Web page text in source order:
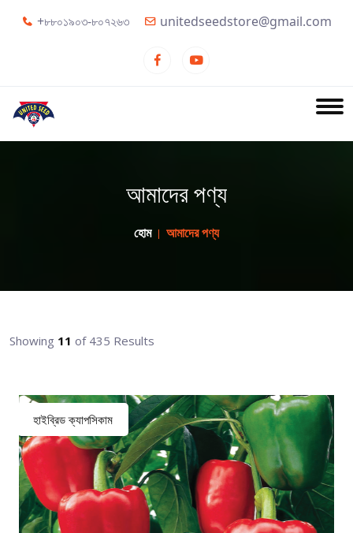
+৮৮০১৯০৩-৮০৭২৬৩ unitedseedstore@gmail.com
আমাদের পণ্য
হোম আমাদের পণ্য
Showing 11 of 435 Results
হাইব্রিড ক্যাপসিকাম